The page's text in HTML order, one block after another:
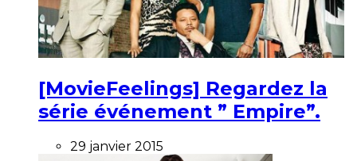
[MovieFeelings] Regardez la
série événement ” Empire”.
29 janvier 2015